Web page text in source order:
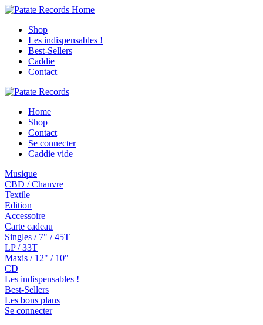
Shop
Les indispensables !
Best-Sellers
Caddie
Contact
Home
Shop
Contact
Se connecter
Caddie vide
Musique
CBD / Chanvre
Textile
Edition
Accessoire
Carte cadeau
Singles / 7" / 45T
LP / 33T
Maxis / 12" / 10"
CD
Les indispensables !
Best-Sellers
Les bons plans
Se connecter